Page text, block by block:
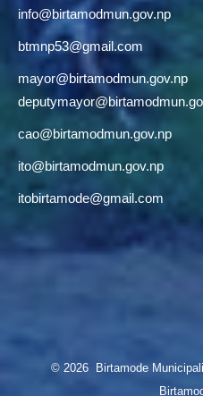
info@birtamodmun.gov.np
btmnp53@gmail.com
mayor@birtamodmun.gov.np
cao@birtamodmun.gov.np
ito@birtamodmun.gov.np
itobirtamode@gmail.com
© 2026 Birtamode